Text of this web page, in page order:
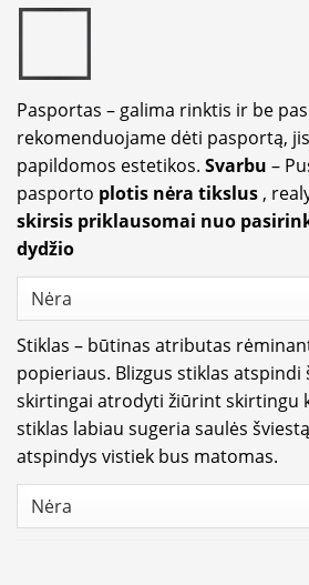
Pasportas – galima rinktis ir be
rekomenduojame dėti pasportą,
papildomos estetikos. Svarbu –
pasporto plotis nėra tikslus ,
skirsis priklausomai nuo
dydžio
Stiklas – būtinas atributas
popieriaus. Blizgus stiklas atspindi
skirtingai atrodyti žiūrint skirtingu
stiklas labiau sugeria saulės
atspindys vistiek bus matomas.